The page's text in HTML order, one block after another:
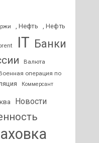
, Нефть , Нефть
IT Банки
Валюта
операция по
Коммерсант
Новости